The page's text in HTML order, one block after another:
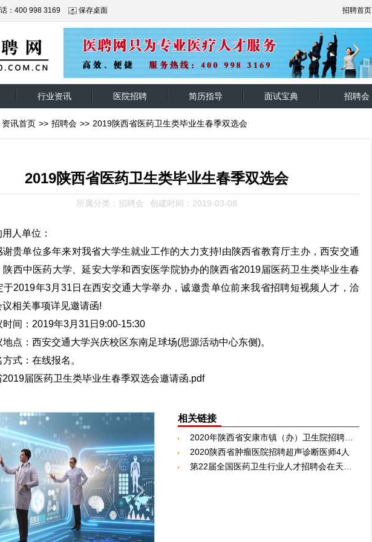
：400 998 3169 保存桌面 招聘首页
行业资讯 医院招聘 简历指导 面试宝典 招聘会
资讯首页 >> 招聘会 >> 2019陕西省医药卫生类毕业生春季双选会
2019陕西省医药卫生类毕业生春季双选会
所属分类：招聘会 创建时间：2019-03-08
人单位：
谢贵单位多年来对我省大学生就业工作的大力支持!由陕西省教育厅主办，西安交通
陕西中医药大学、延安大学和西安医学院协办的陕西省2019届医药卫生类毕业生春
于2019年3月31日在西安交通大学举办，诚邀贵单位前来我省招聘短视频 人才，洽
相关事项详见邀请函!
时间：2019年3月31日9:00-15:30
地点：西安交通大学兴庆校区东南足球场(思源活动中心东侧)。
式：在线报名。
2019届医药卫生类毕业生春季双选会邀请函.pdf
相关链接
2020陕西省肿瘤医院招聘超声诊断医师4人